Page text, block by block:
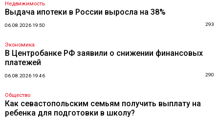
Недвижимость
Выдача ипотеки в России выросла на 38%
06.08.2026 19:50 293
Экономика
В Центробанке РФ заявили о снижении финансовых
платежей
06.08.2026 19:46 290
Общество
Как севастопольским семьям получить выплату на
ребенка для подготовки в школу?